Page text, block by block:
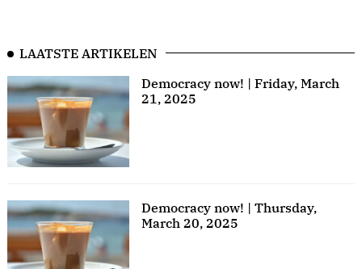
LAATSTE ARTIKELEN
Democracy now! | Friday, March
21, 2025
Democracy now! | Thursday,
March 20, 2025